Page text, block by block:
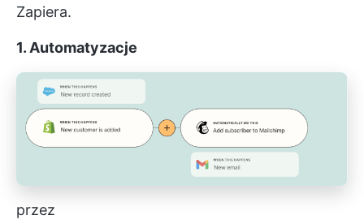
Zapiera.
1. Automatyzacje
przez